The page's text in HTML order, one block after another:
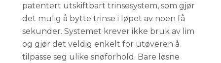
patentert utskiftbart trinsesystem, som gjør
det mulig å bytte trinse i løpet av noen få
sekunder. Systemet krever ikke bruk av lim
og gjør det veldig enkelt for utøveren å
tilpasse seg ulike snøforhold. Bare løsne